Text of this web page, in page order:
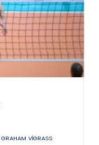
GRAHAM VIGRASS